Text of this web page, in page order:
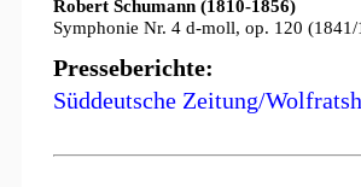
Robert Schumann (1810-1856)
Symphonie Nr. 4 d-moll, op. 120
Presseberichte:
Süddeutsche Zeitung/